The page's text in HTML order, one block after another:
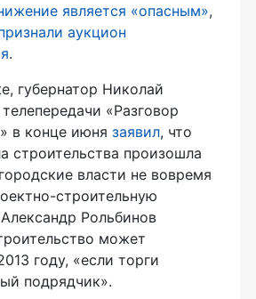
является «опасным»,
аукцион
.
губернатор Николай
«Разговор
в конце июня заявил, что
строительства произошла
власти не вовремя
строительную
Рольбинов
может
году, «если торги
подрядчик».